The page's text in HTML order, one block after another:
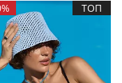
ТОП